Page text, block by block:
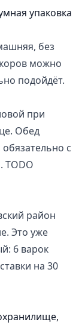
упаковка
без
можно
подойдёт.
при
Обед
с
TODO
район
Это уже
6 варок
на 30